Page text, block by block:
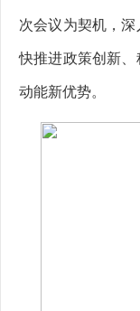
次会议为契机，
快推进政策创新
动能新优势。